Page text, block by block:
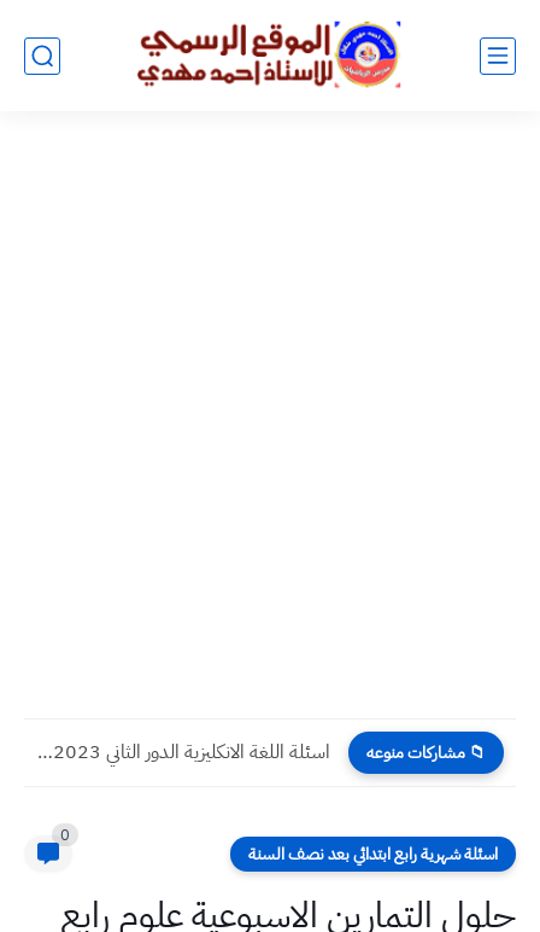
📁 مشاركات منوعه اسئلة اللغة الانكليزية الدور الثاني 2023 صف السادس الاحيائي
اسئلة شهرية رابع ابتدائي بعد نصف السنة
0
حلول التمارين الاسبوعية علوم رابع